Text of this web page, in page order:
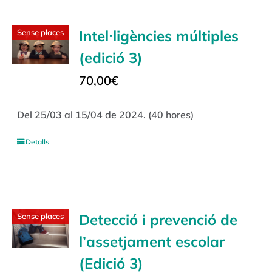
Sense places
Intel·ligències múltiples
(edició 3)
70,00€
Del 25/03 al 15/04 de 2024. (40 hores)
Detalls
Sense places
Detecció i prevenció de
l’assetjament escolar
(Edició 3)